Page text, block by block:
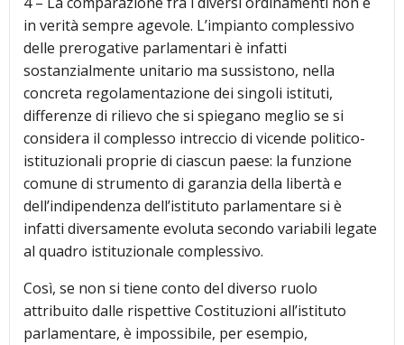
in verità sempre agevole. L’impianto complessivo
delle prerogative parlamentari è infatti
sostanzialmente unitario ma sussistono, nella
concreta regolamentazione dei singoli istituti,
differenze di rilievo che si spiegano meglio se si
considera il complesso intreccio di vicende politico-
istituzionali proprie di ciascun paese: la funzione
comune di strumento di garanzia della libertà e
dell’indipendenza dell’istituto parlamentare si è
infatti diversamente evoluta secondo variabili legate
al quadro istituzionale complessivo.
Così, se non si tiene conto del diverso ruolo
attribuito dalle rispettive Costituzioni all’istituto
parlamentare, è impossibile, per esempio,